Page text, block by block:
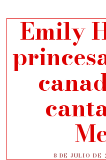
Emily
8 DE JULIO DE